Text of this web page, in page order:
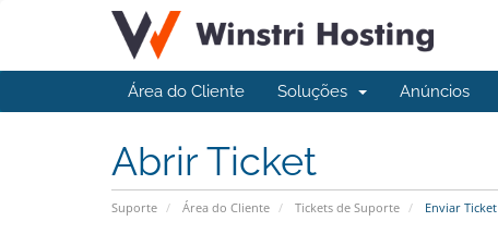
Área do Cliente Soluções Anúncios
Abrir Ticket
Suporte Área do Cliente Tickets de Suporte Enviar Ticket